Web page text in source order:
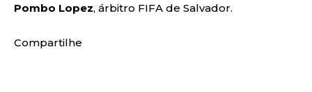
Pombo Lopez, árbitro FIFA de Salvador.
Compartilhe